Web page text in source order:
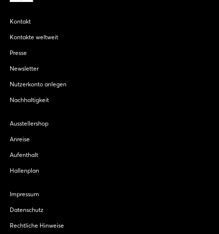
Kontakt
Kontakte weltweit
Presse
Newsletter
Nutzerkonto anlegen
Nachhaltigkeit
Ausstellershop
Anreise
Aufenthalt
Hallenplan
Impressum
Datenschutz
Rechtliche Hinweise